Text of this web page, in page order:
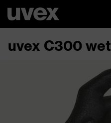
uvex C300 wet